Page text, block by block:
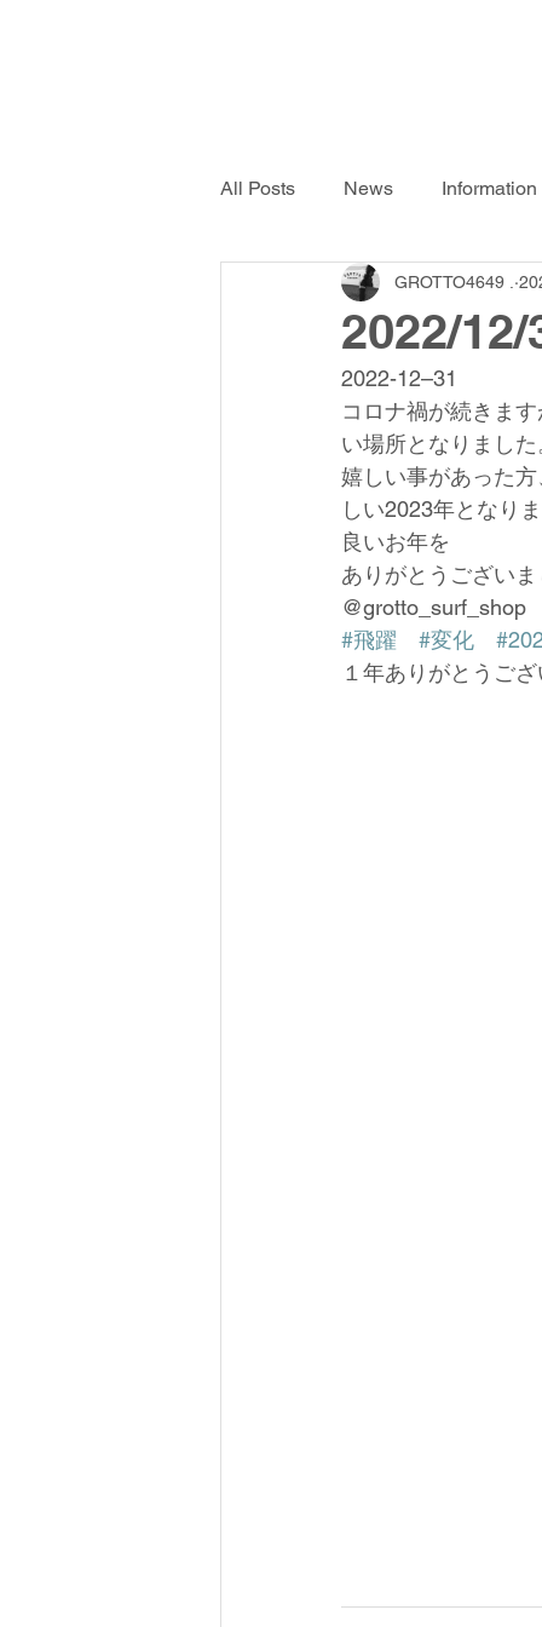
All Posts News Information
2022/12/
GROTTO4649 .
2022-12–31
コロナ禍が続きま
い場所となりました
嬉しい事があった
しい2023年となり
良いお年を
ありがとうござい
@grotto_surf_shop
#飛躍
#変化
１年ありがとうご